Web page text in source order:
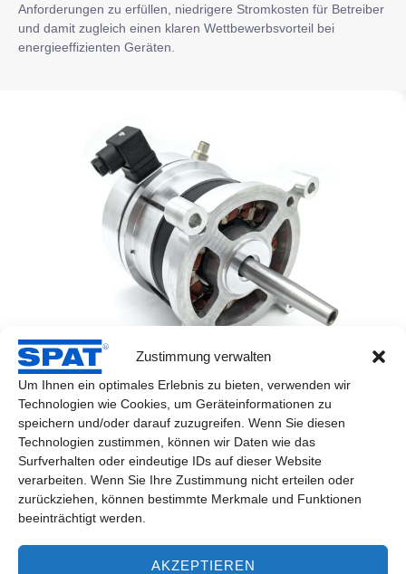
Zustimmung verwalten
Um Ihnen ein optimales Erlebnis zu bieten, verwenden wir
Technologien wie Cookies, um Geräteinformationen zu
speichern und/oder darauf zuzugreifen. Wenn Sie diesen
Technologien zustimmen, können wir Daten wie das
Surfverhalten oder eindeutige IDs auf dieser Website
verarbeiten. Wenn Sie Ihre Zustimmung nicht erteilen oder
zurückziehen, können bestimmte Merkmale und Funktionen
beeinträchtigt werden.
AKZEPTIEREN
Anforderungen zu erfüllen, niedrigere Stromkosten für Betreiber
und damit zugleich einen klaren Wettbewerbsvorteil bei
energieeffizienten Geräten.
Ihre Vorteile mit SPAT®
Lüfterantrieben für Backöfen &
Kombidämpfer